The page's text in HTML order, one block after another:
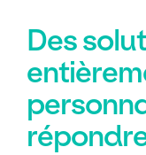
Des